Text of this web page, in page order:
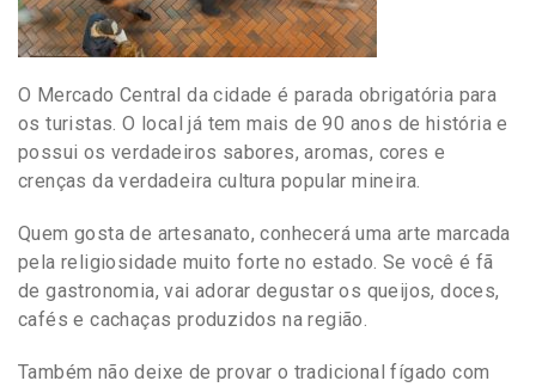
O Mercado Central da cidade é parada obrigatória para
os turistas. O local já tem mais de 90 anos de história e
possui os verdadeiros sabores, aromas, cores e
crenças da verdadeira cultura popular mineira.
Quem gosta de artesanato, conhecerá uma arte marcada
pela religiosidade muito forte no estado. Se você é fã
de gastronomia, vai adorar degustar os queijos, doces,
cafés e cachaças produzidos na região.
Também não deixe de provar o tradicional fígado com